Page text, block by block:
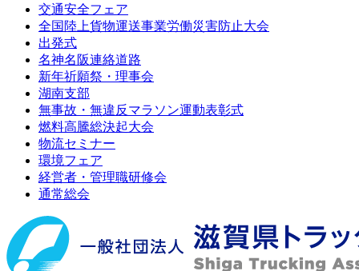
交通安全フェア
全国陸上貨物運送事業労働災害防止大会
出発式
名神名阪連絡道路
新年祈願祭・理事会
湖南支部
無事故・無違反マラソン運動表彰式
燃料高騰総決起大会
物流セミナー
環境フェア
経営者・管理職研修会
通常総会